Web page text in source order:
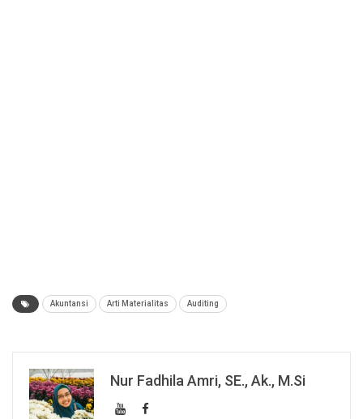
Akuntansi Arti Materialitas Auditing
Nur Fadhila Amri, SE., Ak., M.Si